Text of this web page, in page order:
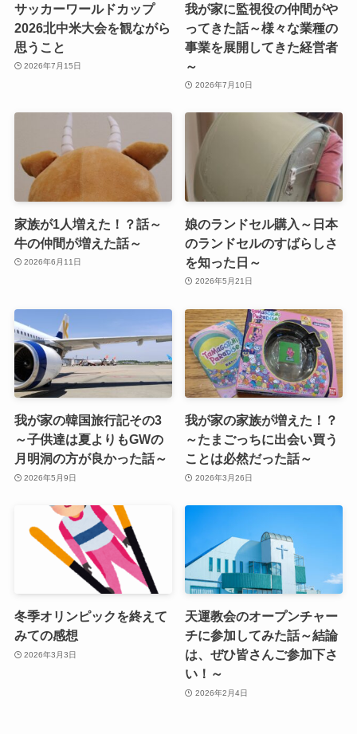
サッカーワールドカップ
2026北中米大会を観ながら
思うこと
2026年7月15日
我が家に監視役の仲間がや
ってきた話～様々な業種の
事業を展開してきた経営者
～
2026年7月10日
家族が1人増えた！？話～
牛の仲間が増えた話～
2026年6月11日
娘のランドセル購入～日本
のランドセルのすばらしさ
を知った日～
2026年5月21日
我が家の韓国旅行記その3
～子供達は夏よりもGWの
月明洞の方が良かった話～
2026年5月9日
我が家の家族が増えた！？
～たまごっちに出会い買う
ことは必然だった話～
2026年3月26日
冬季オリンピックを終えて
みての感想
2026年3月3日
天運教会のオープンチャー
チに参加してみた話～結論
は、ぜひ皆さんご参加下さ
い！～
2026年2月4日